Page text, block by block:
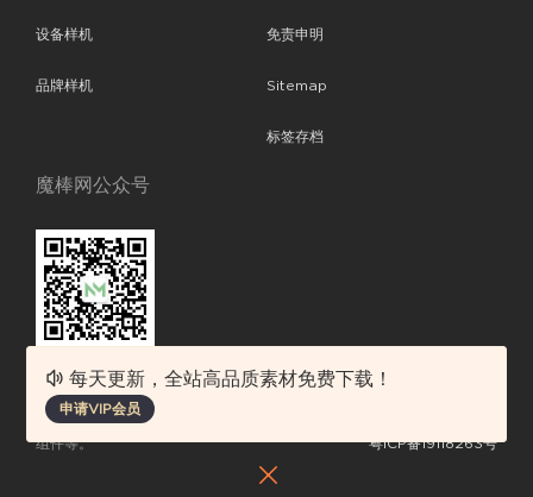
设备样机
品牌样机
免责申明
Sitemap
标签存档
魔棒网公众号
魔棒网提供优质设计模板下载，分享优秀的设计。素材包含了APP设计、
平面素材、ppt模板、网页设计、前端代码、样机素材、插画图片、附加
组件等。
粤ICP备19118263号
每天更新，全站高品质素材免费下载！
申请VIP会员